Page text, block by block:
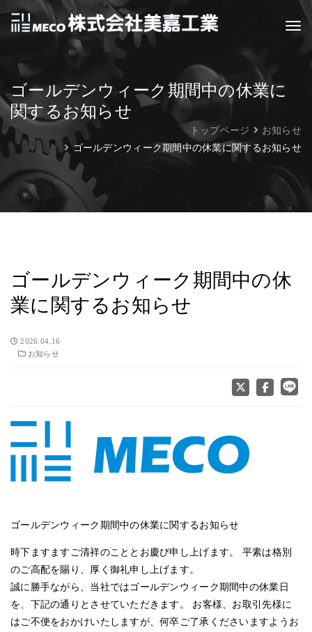
ゴールデンウィーク期間中の休業に
関するお知らせ
トップページ
お知らせ
ゴールデンウィーク期間中の休業に関するお知らせ
ゴールデンウィーク期間中の休
業に関するお知らせ
2026.04.16
お知らせ
ゴールデンウィーク期間中の休業に関するお知らせ
時下ますますご清祥のこととお慶び申し上げます。 平素は格別
のご高配を賜り、厚く御礼申し上げます。
誠に勝手ながら、当社ではゴールデンウィーク期間中の休業日
を、下記の通りとさせていただきます。 お客様、お取引先様に
はご不便をおかけいたしますが、何卒ご了承くださいますようお